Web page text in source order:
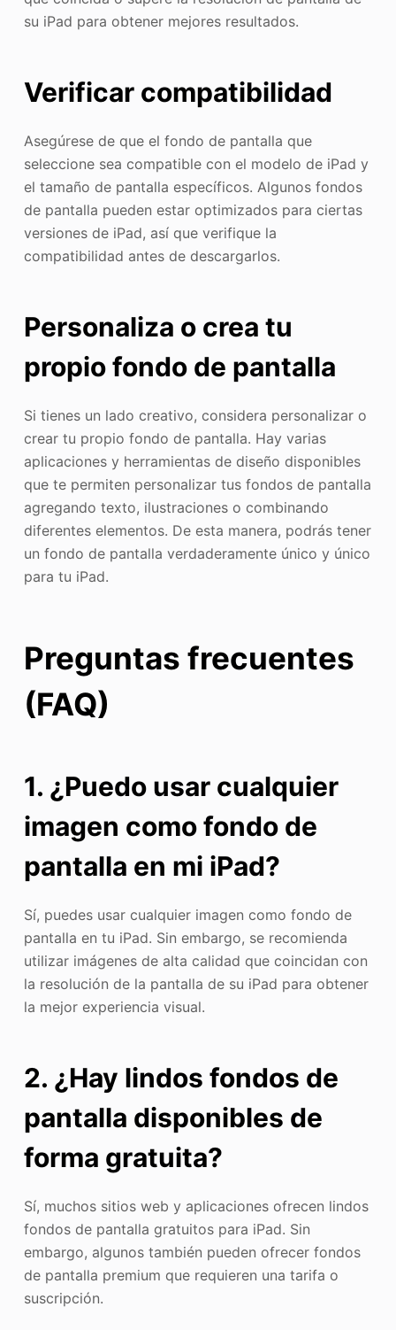
su iPad para obtener mejores resultados.
Verificar compatibilidad
Asegúrese de que el fondo de pantalla que
seleccione sea compatible con el modelo de iPad y
el tamaño de pantalla específicos. Algunos fondos
de pantalla pueden estar optimizados para ciertas
versiones de iPad, así que verifique la
compatibilidad antes de descargarlos.
Personaliza o crea tu
propio fondo de pantalla
Si tienes un lado creativo, considera personalizar o
crear tu propio fondo de pantalla. Hay varias
aplicaciones y herramientas de diseño disponibles
que te permiten personalizar tus fondos de pantalla
agregando texto, ilustraciones o combinando
diferentes elementos. De esta manera, podrás tener
un fondo de pantalla verdaderamente único y único
para tu iPad.
Preguntas frecuentes
(FAQ)
1. ¿Puedo usar cualquier
imagen como fondo de
pantalla en mi iPad?
Sí, puedes usar cualquier imagen como fondo de
pantalla en tu iPad. Sin embargo, se recomienda
utilizar imágenes de alta calidad que coincidan con
la resolución de la pantalla de su iPad para obtener
la mejor experiencia visual.
2. ¿Hay lindos fondos de
pantalla disponibles de
forma gratuita?
Sí, muchos sitios web y aplicaciones ofrecen lindos
fondos de pantalla gratuitos para iPad. Sin
embargo, algunos también pueden ofrecer fondos
de pantalla premium que requieren una tarifa o
suscripción.